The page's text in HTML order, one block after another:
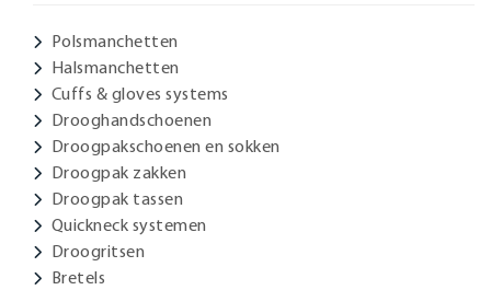
Polsmanchetten
Halsmanchetten
Cuffs & gloves systems
Drooghandschoenen
Droogpakschoenen en sokken
Droogpak zakken
Droogpak tassen
Quickneck systemen
Droogritsen
Bretels